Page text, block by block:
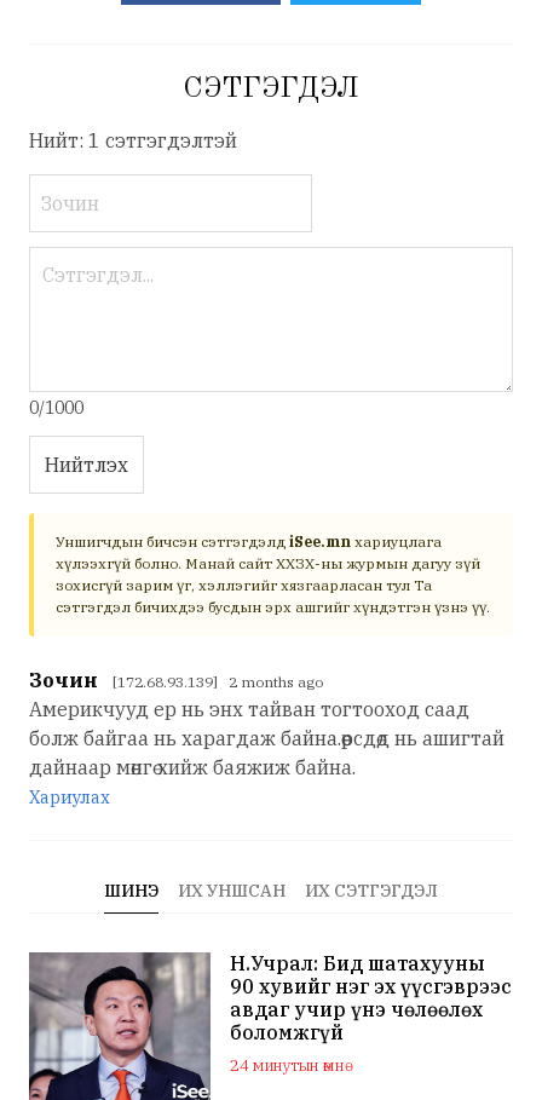
СЭТГЭГДЭЛ
Нийт: 1 сэтгэгдэлтэй
0/1000
Нийтлэх
Уншигчдын бичсэн сэтгэгдэлд iSee.mn хариуцлага
хүлээхгүй болно. Манай сайт ХХЗХ-ны журмын дагуу зүй
зохисгүй зарим үг, хэллэгийг хязгаарласан тул Та
сэтгэгдэл бичихдээ бусдын эрх ашгийг хүндэтгэн үзнэ үү.
Зочин [172.68.93.139] 2 months ago
Америкчууд ер нь энх тайван тогтооход саад
болж байгаа нь харагдаж байна.өөрсдөд нь ашигтай
дайнаар мөнгө хийж баяжиж байна.
Хариулах
ШИНЭ ИХ УНШСАН ИХ СЭТГЭГДЭЛ
Н.Учрал: Бид шатахууны
90 хувийг нэг эх үүсгэврээс
авдаг учир үнэ чөлөөлөх
боломжгүй
24 минутын өмнө